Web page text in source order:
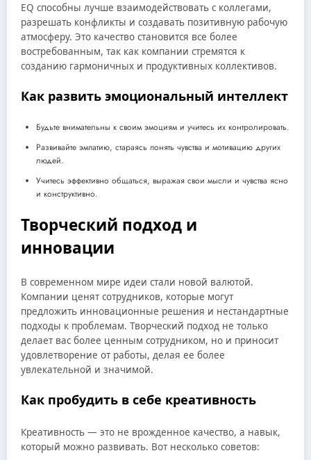
EQ способны лучше взаимодействовать с коллегами,
разрешать конфликты и создавать позитивную рабочую
атмосферу. Это качество становится все более
востребованным, так как компании стремятся к
созданию гармоничных и продуктивных коллективов.
Как развить эмоциональный интеллект
Будьте внимательны к своим эмоциям и учитесь их контролировать.
Развивайте эмпатию, стараясь понять чувства и мотивацию других
людей.
Учитесь эффективно общаться, выражая свои мысли и чувства ясно
и конструктивно.
Творческий подход и
инновации
В современном мире идеи стали новой валютой.
Компании ценят сотрудников, которые могут
предложить инновационные решения и нестандартные
подходы к проблемам. Творческий подход не только
делает вас более ценным сотрудником, но и приносит
удовлетворение от работы, делая ее более
увлекательной и значимой.
Как пробудить в себе креативность
Креативность — это не врожденное качество, а навык,
который можно развивать. Вот несколько советов: